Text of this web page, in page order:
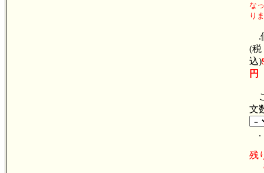
な
り
.
(税
込)
円
文
.
残